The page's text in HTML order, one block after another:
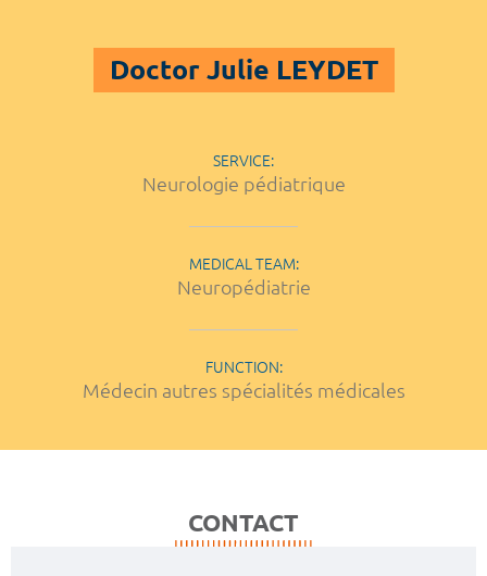
Doctor Julie LEYDET
SERVICE:
Neurologie pédiatrique
MEDICAL TEAM:
Neuropédiatrie
FUNCTION:
Médecin autres spécialités médicales
CONTACT